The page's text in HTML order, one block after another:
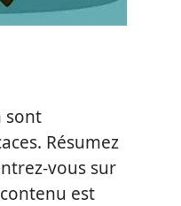
sont
Résumez
vous sur
est